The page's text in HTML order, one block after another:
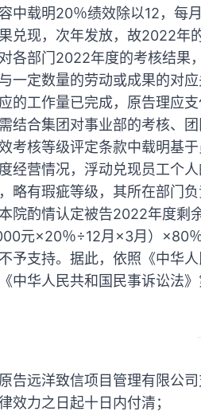
中载明20％绩效除以12，每
兑现，次年发放，故2022年
各部门2022年度的考核结果
一定数量的劳动或成果的对
的工作量已完成，原告理应
结合集团对事业部的考核、
考核等级评定条款中载明基
经营情况，浮动兑现员工个
略有瑕疵等级，其所在部门
院酌情认定被告2022年度剩
元×20％÷12月×3月）×80％
予支持。据此，依照《中华
中华人民共和国民事诉讼法
告远洋致信项目管理有限公
效力之日起十日内付清；